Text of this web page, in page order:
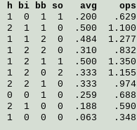
h bi bb so   avg    ops
0  1  1  .200   .629
1  1  0  .500  1.100
2  0  .484  1.277
2  2  0  .310   .832
2  1  1  .500  1.350
2  0  2  .333  1.155
2  1  0  .333   .974
0  1  0  .259   .688
1  0  0  .188   .590
0  0  0  .063   .348